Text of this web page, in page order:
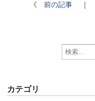
《 前の記事 ｜
カテゴリ